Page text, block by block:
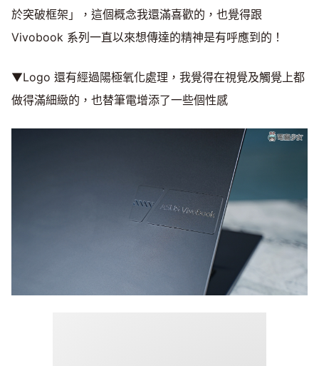
於突破框架」，這個概念我還滿喜歡的，也覺得跟
Vivobook 系列一直以來想傳達的精神是有呼應到的！
▼Logo 還有經過陽極氧化處理，我覺得在視覺及觸覺上都
做得滿細緻的，也替筆電增添了一些個性感